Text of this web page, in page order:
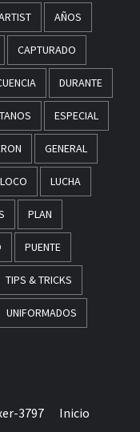
AÑOS
CAPTURADO
DURANTE
ESPECIAL
GENERAL
LOCO LUCHA
PLAN
PUENTE
TIPS & TRICKS
UNIFORMADOS
3797 Inicio